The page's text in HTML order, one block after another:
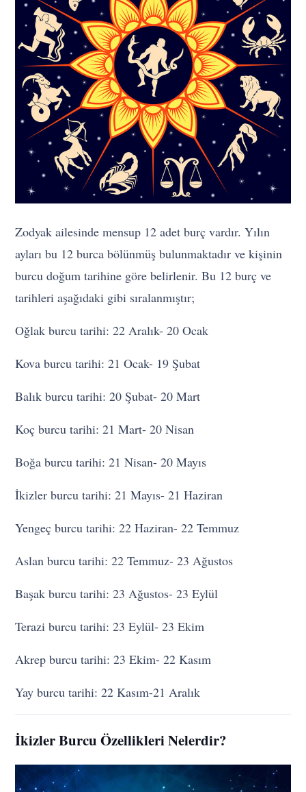
Zodyak ailesinde mensup 12 adet burç vardır. Yılın
ayları bu 12 burca bölünmüş bulunmaktadır ve kişinin
burcu doğum tarihine göre belirlenir. Bu 12 burç ve
tarihleri aşağıdaki gibi sıralanmıştır;
Oğlak burcu tarihi: 22 Aralık- 20 Ocak
Kova burcu tarihi: 21 Ocak- 19 Şubat
Balık burcu tarihi: 20 Şubat- 20 Mart
Koç burcu tarihi: 21 Mart- 20 Nisan
Boğa burcu tarihi: 21 Nisan- 20 Mayıs
İkizler burcu tarihi: 21 Mayıs- 21 Haziran
Yengeç burcu tarihi: 22 Haziran- 22 Temmuz
Aslan burcu tarihi: 22 Temmuz- 23 Ağustos
Başak burcu tarihi: 23 Ağustos- 23 Eylül
Terazi burcu tarihi: 23 Eylül- 23 Ekim
Akrep burcu tarihi: 23 Ekim- 22 Kasım
Yay burcu tarihi: 22 Kasım-21 Aralık
İkizler Burcu Özellikleri Nelerdir?